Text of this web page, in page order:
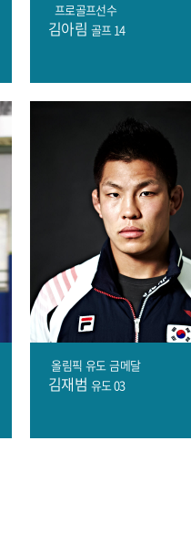
프로골프선수
김아림 골프 14
올림픽 유도금메달
김재범 유도 03